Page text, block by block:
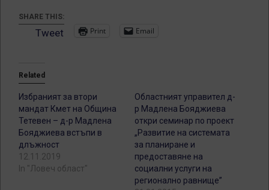
SHARE THIS:
Tweet Print Email
Related
Избраният за втори
мандат Кмет на Община
Тетевен – д-р Мадлена
Бояджиева встъпи в
длъжност
12.11.2019
In "Ловеч област"
Областният управител д-
р Мадлена Бояджиева
откри семинар по проект
„Развитие на системата
за планиране и
предоставяне на
социални услуги на
регионално равнище”